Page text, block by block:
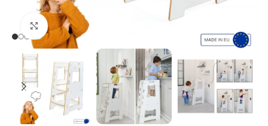
Clicca per ingrandire